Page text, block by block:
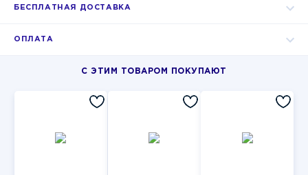
БЕСПЛАТНАЯ ДОСТАВКА
ОПЛАТА
С ЭТИМ ТОВАРОМ ПОКУПАЮТ